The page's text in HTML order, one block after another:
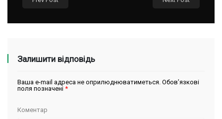
Залишити відповідь
Ваша e-mail адреса не оприлюднюватиметься. Обов’язкові
поля позначені *
Коментар